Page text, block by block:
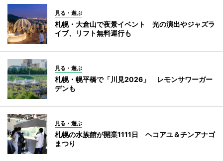
見る・遊ぶ
札幌・大倉山で夜景イベント 光の演出やジャズラ
イブ、リフト無料運行も
見る・遊ぶ
札幌・幌平橋で「川見2026」 レモンサワーガー
デンも
見る・遊ぶ
札幌の水族館が開業1111日 ヘコアユ＆チンアナゴ
まつり